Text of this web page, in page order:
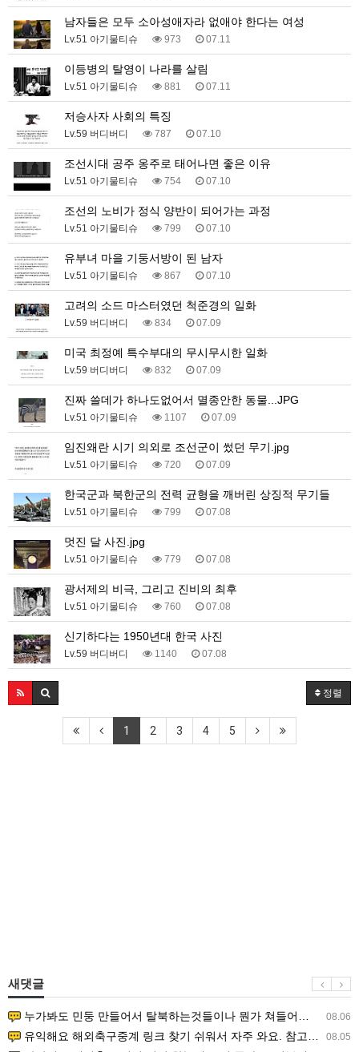
남자들은 모두 소아성애자라 없애야 한다는 여성
Lv.51 아기물티슈 973 07.11
이등병의 탈영이 나라를 살림
Lv.51 아기물티슈 881 07.11
저승사자 사회의 특징
Lv.59 버디버디 787 07.10
조선시대 공주 옹주로 태어나면 좋은 이유
Lv.51 아기물티슈 754 07.10
조선의 노비가 정식 양반이 되어가는 과정
Lv.51 아기물티슈 799 07.10
유부녀 마을 기둥서방이 된 남자
Lv.51 아기물티슈 867 07.10
고려의 소드 마스터였던 척준경의 일화
Lv.59 버디버디 834 07.09
미국 최정예 특수부대의 무시무시한 일화
Lv.59 버디버디 832 07.09
진짜 쓸데가 하나도없어서 멸종안한 동물...JPG
Lv.51 아기물티슈 1107 07.09
임진왜란 시기 의외로 조선군이 썼던 무기.jpg
Lv.51 아기물티슈 720 07.09
한국군과 북한군의 전력 균형을 깨버린 상징적 무기들
Lv.51 아기물티슈 799 07.08
멋진 달 사진.jpg
Lv.51 아기물티슈 779 07.08
광서제의 비극, 그리고 진비의 최후
Lv.51 아기물티슈 760 07.08
신기하다는 1950년대 한국 사진
Lv.59 버디버디 1140 07.08
정렬
1 2 3 4 5
새댓글
08.06
누가봐도 민둥 만들어서 탈북하는것들이나 뭔가 쳐들어오는 낌새를 미리 알아차리기 위함이지 저걸 전쟁준비라고 하…
08.05
유익해요 해외축구중계 링크 찾기 쉬워서 자주 와요. 참고로 무료스포츠중계 정보 확인할 때 출처 꼭 체크해요.…